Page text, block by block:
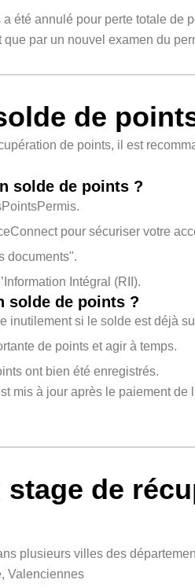
a été annulé pour perte totale de
par un nouvel examen du
de
de points, il est
solde de points ?
pour sécuriser votre
documents".
Intégral (RII).
solde de points ?
inutilement si le solde est déjà
de points et agir à temps.
ont bien été enregistrés.
mis à jour après le paiement de
stage de
plusieurs villes des
Valenciennes